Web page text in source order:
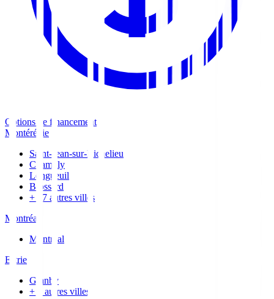
Options de financement
Montérégie
Saint-Jean-sur-Richelieu
Chambly
Longueuil
Brossard
+
17 autres villes
Montréal
Montréal
Estrie
Granby
+
autres villes